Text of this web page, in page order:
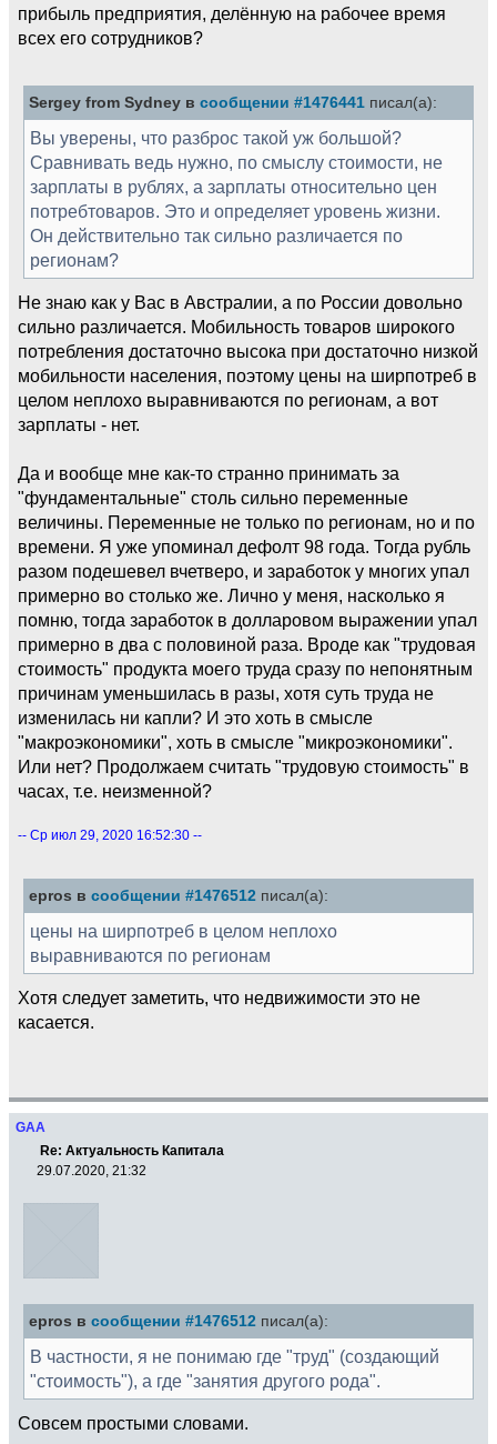
прибыль предприятия, делённую на рабочее время
всех его сотрудников?
Sergey from Sydney в сообщении #1476441 писал(а):
Вы уверены, что разброс такой уж большой?
Сравнивать ведь нужно, по смыслу стоимости, не
зарплаты в рублях, а зарплаты относительно цен
потребтоваров. Это и определяет уровень жизни.
Он действительно так сильно различается по
регионам?
Не знаю как у Вас в Австралии, а по России довольно
сильно различается. Мобильность товаров широкого
потребления достаточно высока при достаточно низкой
мобильности населения, поэтому цены на ширпотреб в
целом неплохо выравниваются по регионам, а вот
зарплаты - нет.
Да и вообще мне как-то странно принимать за
"фундаментальные" столь сильно переменные
величины. Переменные не только по регионам, но и по
времени. Я уже упоминал дефолт 98 года. Тогда рубль
разом подешевел вчетверо, и заработок у многих упал
примерно во столько же. Лично у меня, насколько я
помню, тогда заработок в долларовом выражении упал
примерно в два с половиной раза. Вроде как "трудовая
стоимость" продукта моего труда сразу по непонятным
причинам уменьшилась в разы, хотя суть труда не
изменилась ни капли? И это хоть в смысле
"макроэкономики", хоть в смысле "микроэкономики".
Или нет? Продолжаем считать "трудовую стоимость" в
часах, т.е. неизменной?
-- Ср июл 29, 2020 16:52:30 --
epros в сообщении #1476512 писал(а):
цены на ширпотреб в целом неплохо
выравниваются по регионам
Хотя следует заметить, что недвижимости это не
касается.
GAA
Re: Актуальность Капитала
29.07.2020, 21:32
epros в сообщении #1476512 писал(а):
В частности, я не понимаю где "труд" (создающий
"стоимость"), а где "занятия другого рода".
Совсем простыми словами.